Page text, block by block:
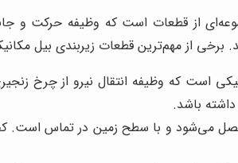
از قطعات است که وظیفه حرکت و
برخی از مهم‌ترین قطعات زیربندی بیل
است که وظیفه انتقال نیرو از چرخ
باشد.
می‌شود و با سطح زمین در تماس است.